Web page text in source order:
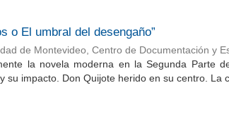
o El umbral del desengaño”
de Montevideo, Centro de Documentación y
la novela moderna en la Segunda Parte
su impacto. Don Quijote herido en su centro. La